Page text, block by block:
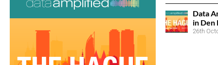
Data
in Den
26th